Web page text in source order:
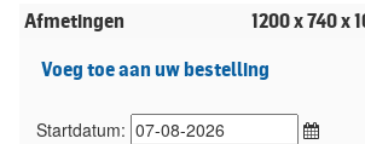
Afmetingen
1200 x 740 x
Voeg toe aan uw bestelling
Startdatum: